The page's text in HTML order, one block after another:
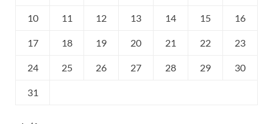
10 11 12 13 14 15 16
17 18 19 20 21 22 23
24 25 26 27 28 29 30
31